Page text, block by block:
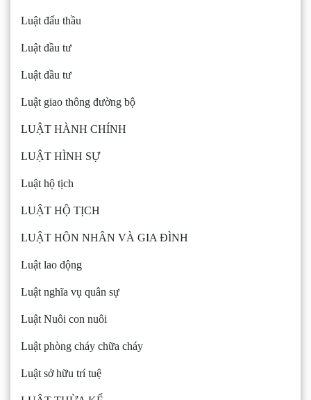
Luật đấu thầu
Luật đầu tư
Luật đầu tư
Luật giao thông đường bộ
LUẬT HÀNH CHÍNH
LUẬT HÌNH SỰ
Luật hộ tịch
LUẬT HỘ TỊCH
LUẬT HÔN NHÂN VÀ GIA ĐÌNH
Luật lao động
Luật nghĩa vụ quân sự
Luật Nuôi con nuôi
Luật phòng cháy chữa cháy
Luật sở hữu trí tuệ